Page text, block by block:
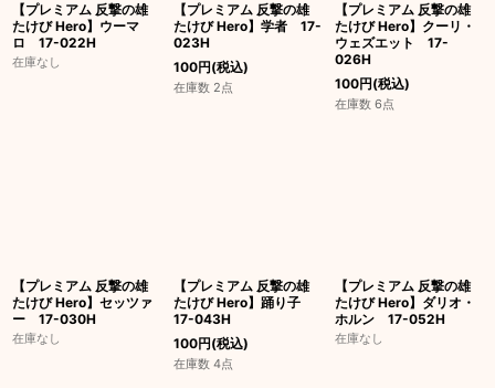
【プレミアム 反撃の雄
たけび Hero】ウーマ
ロ 17-022H
在庫なし
【プレミアム 反撃の雄
たけび Hero】学者 17-
023H
100円(税込)
在庫数 2点
【プレミアム 反撃の雄
たけび Hero】クーリ・
ウェズエット 17-
026H
100円(税込)
在庫数 6点
【プレミアム 反撃の雄
たけび Hero】セッツァ
ー 17-030H
在庫なし
【プレミアム 反撃の雄
たけび Hero】踊り子
17-043H
100円(税込)
在庫数 4点
【プレミアム 反撃の雄
たけび Hero】ダリオ・
ホルン 17-052H
在庫なし